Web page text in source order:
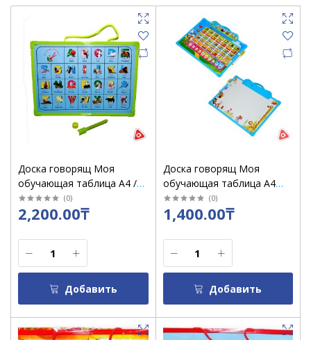
Доска говорящ Моя
обучающая таблица А4 /
889 казахский
(0)
2,200.00₸
Добавить
Доска говорящ Моя
обучающая таблица А4
8938/8832 / 8838 рус/англ
(0)
1,400.00₸
Добавить